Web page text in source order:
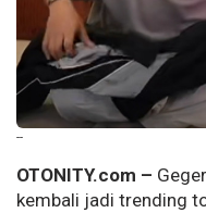
--
OTONITY.com –
kembali jadi trending